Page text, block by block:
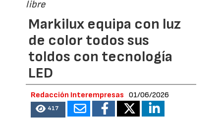
libre
Markilux equipa con luz
de color todos sus
toldos con tecnología
LED
Redacción Interempresas 01/06/2026
417